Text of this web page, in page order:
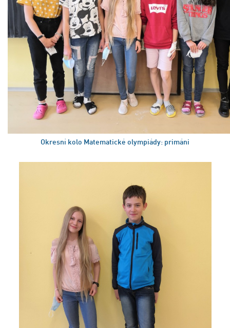
Okresní kolo Matematické olympiády: primáni